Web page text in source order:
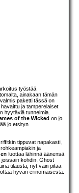
työstää
ainakaan tämän
paketti tässä on
ja tamperelaiset
hyytäviä tunnelmia.
of the Wicked on jo
jo etsityn
tippuvat napakasti,
ja
luottaa lähinnä äänensä
kohdin. Ghost
tilausta, nyt vain pitää
hyvän erinomaisesta.